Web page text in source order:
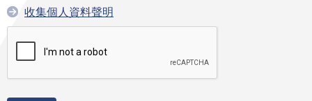
收集個人資料聲明